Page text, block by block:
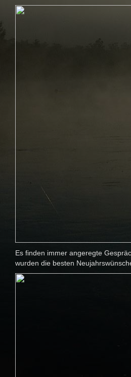
Es finden immer angeregte
wurden die besten